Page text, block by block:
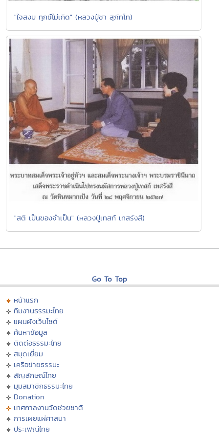
"ใจสงบ ทุกข์ไม่เกิด" (หลวงปู่ชา สุภัทโท)
"สติ เป็นของจำเป็น" (หลวงปู่เทสก์ เทสรังสี)
Go To Top
หน้าแรก
ทีมงานธรรมะไทย
แผนผังเว็บไซต์
ค้นหาข้อมูล
ติดต่อธรรมะไทย
สมุดเยี่ยม
เครือข่ายธรรมะ
สัญลักษณ์ไทย
มุมสมาชิกธรรมะไทย
Donation
เทศกาลงานวัดช่วยชาติ
การเผยแผ่ศาสนา
ประเพณีไทย